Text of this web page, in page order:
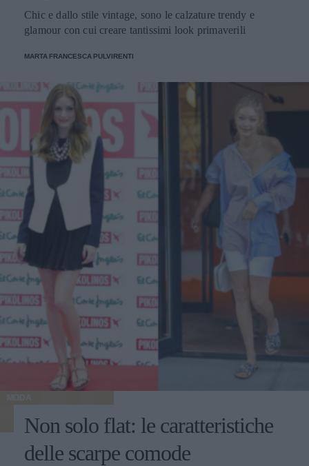
Chic e dallo stile vintage, sono le calzature trendy e
glamour con cui creare tantissimi look primaverili
MARTA FRANCESCA PULVIRENTI
MODA
Non solo flat: le caratteristiche
delle scarpe comode